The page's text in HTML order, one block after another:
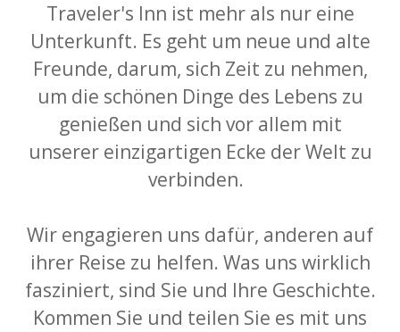
Traveler's Inn ist mehr als nur eine
Unterkunft. Es geht um neue und alte
Freunde, darum, sich Zeit zu nehmen,
um die schönen Dinge des Lebens zu
genießen und sich vor allem mit
unserer einzigartigen Ecke der Welt zu
verbinden.
Wir engagieren uns dafür, anderen auf
ihrer Reise zu helfen. Was uns wirklich
fasziniert, sind Sie und Ihre Geschichte.
Kommen Sie und teilen Sie es mit uns